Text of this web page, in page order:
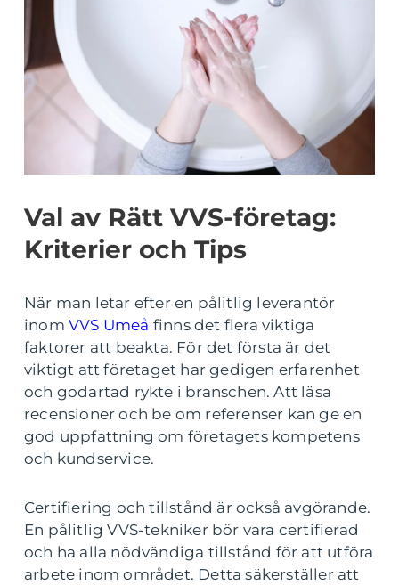
Val av Rätt VVS-företag:
Kriterier och Tips
När man letar efter en pålitlig leverantör
inom VVS Umeå finns det flera viktiga
faktorer att beakta. För det första är det
viktigt att företaget har gedigen erfarenhet
och godartad rykte i branschen. Att läsa
recensioner och be om referenser kan ge en
god uppfattning om företagets kompetens
och kundservice.
Certifiering och tillstånd är också avgörande.
En pålitlig VVS-tekniker bör vara certifierad
och ha alla nödvändiga tillstånd för att utföra
arbete inom området. Detta säkerställer att